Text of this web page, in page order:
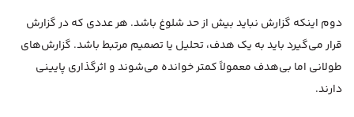
دوم اینکه گزارش نباید بیش از حد شلوغ باشد. هر عددی که در گزارش
قرار می‌گیرد باید به یک هدف، تحلیل یا تصمیم مرتبط باشد. گزارش‌های
طولانی اما بی‌هدف معمولاً کمتر خوانده می‌شوند و اثرگذاری پایینی
دارند.